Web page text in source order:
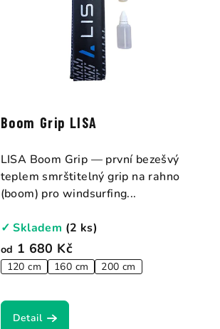
Boom Grip LISA
od 1 680 Kč
120 cm 160 cm 200 cm
✓ Skladem (2 ks)
Detail
LISA Boom Grip — první bezešvý
teplem smrštitelný grip na rahno
(boom) pro windsurfing...